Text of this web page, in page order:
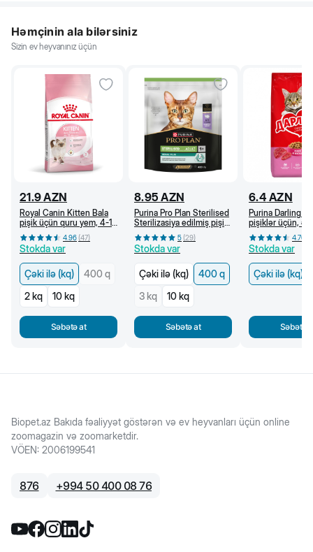
Həmçinin ala bilərsiniz
Sizin ev heyvanınız üçün
21.9AZN
Royal Canin Kitten Bala
pişik üçün quru yem, 4-12
ay (kq)
4.96(47)
Stokda var
Çəki ilə (kq)
400 q
2 kq
10 kq
Səbətə at
8.95 AZN
Purina Pro Plan Sterilised
Sterilizasiya edilmiş pişik
üçün quru yem, hinduşka
əti ilə, 400 g
5(29)
Stokda var
Çəki ilə (kq)
400 q
3 kq
10 kq
Səbətə at
6.4 AZN
Purina Darling
pişiklər üçün, ət
tərəvəzlər ilə
4.76
Stokda var
Çəki ilə (kq)
Səbətə
Biopet.az Bakıda fəaliyyət göstərən və ev heyvanları üçün online
zoomagazin və zoomarketdir.
VÖEN: 2006199541
876 +994 50 400 08 76